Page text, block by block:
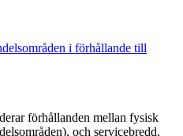
i förhållande till
förhållanden mellan fysisk
och servicebredd,